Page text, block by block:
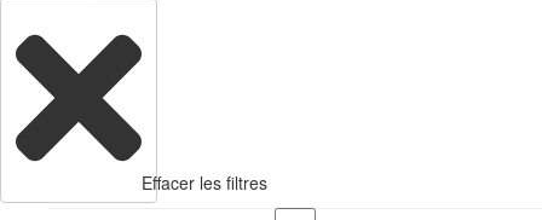
Effacer les filtres